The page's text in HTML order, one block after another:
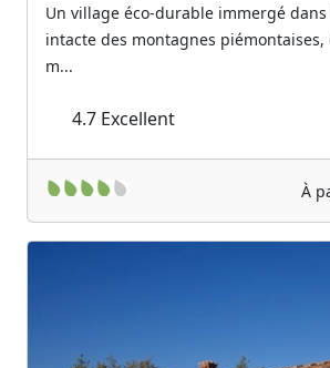
Un village éco-durable immergé
intacte des montagnes piémontaises,
m...
4.7 Excellent
À